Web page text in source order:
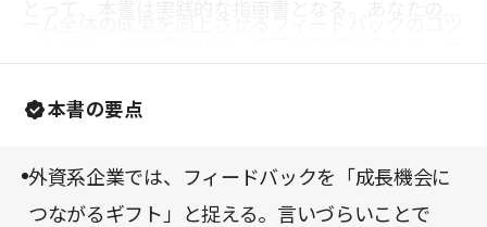
も惜しみなく紹介されている。あなたもきっと「こ
うすればよかったのか」と納得するだろう。
本書の要点
外資系企業では、フィードバックを「成長機会に
つながるギフト」と捉える。言いづらいことで